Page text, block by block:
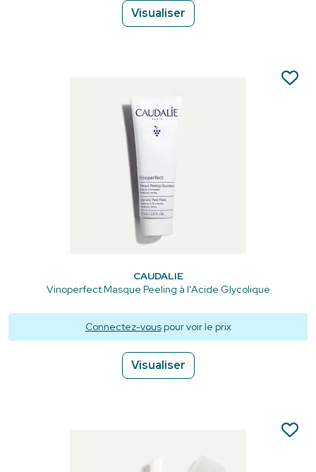
Visualiser
CAUDALIE
Vinoperfect Masque Peeling à l'Acide Glycolique
Connectez-vouspour voir le prix
Visualiser